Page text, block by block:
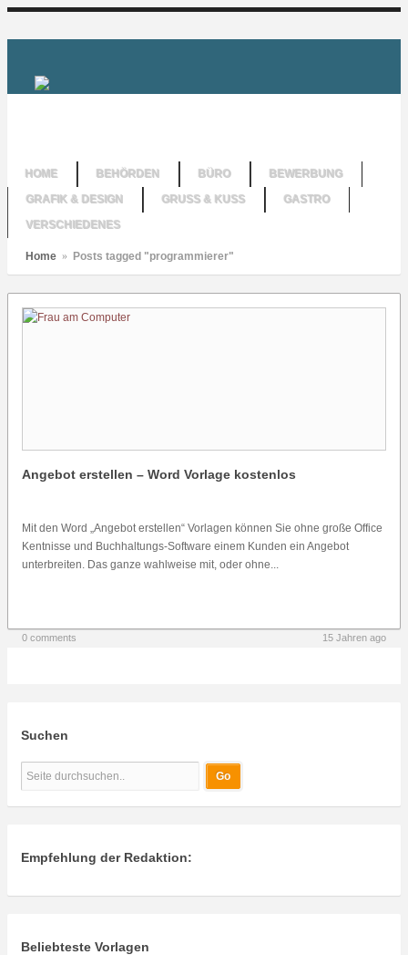
HOME BEHÖRDEN BÜRO
BEWERBUNG
GRAFIK & DESIGN
GRUSS & KUSS
GASTRO
VERSCHIEDENES
Home » Posts tagged "programmierer"
Angebot erstellen – Word Vorlage kostenlos
Mit den Word „Angebot erstellen“ Vorlagen können Sie ohne große Office
Kentnisse und Buchhaltungs-Software einem Kunden ein Angebot
unterbreiten. Das ganze wahlweise mit, oder ohne...
0 comments 15 Jahren ago
Suchen
Empfehlung der Redaktion:
Beliebteste Vorlagen